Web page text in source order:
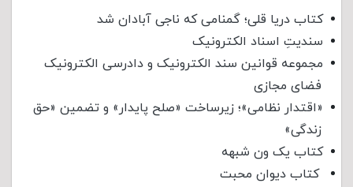
کتاب دریا قلی؛ گمنامی که ناجی آبادان شد
سندیتِ اسناد الکترونیک
مجموعه قوانین سند الکترونیک و دادرسی الکترونیک
فضای مجازی
«اقتدار نظامی»؛ زیرساخت «صلح پایدار» و تضمین «حق
زندگی»
کتاب یک ون شبهه
کتاب دیوان محبت